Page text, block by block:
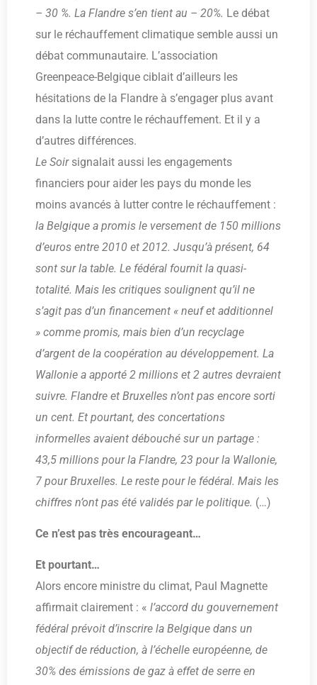
– 30 %. La Flandre s’en tient au – 20%. Le débat
sur le réchauffement climatique semble aussi un
débat communautaire. L’association
Greenpeace-Belgique ciblait d’ailleurs les
hésitations de la Flandre à s’engager plus avant
dans la lutte contre le réchauffement. Et il y a
d’autres différences.
Le Soirsignalait aussi les engagements
financiers pour aider les pays du monde les
moins avancés à lutter contre le réchauffement :
la Belgique a promis le versement de 150 millions
d’euros entre 2010 et 2012. Jusqu’à présent, 64
sont sur la table. Le fédéral fournit la quasi-
totalité. Mais les critiques soulignent qu’il ne
s’agit pas d’un financement « neuf et additionnel
» comme promis, mais bien d’un recyclage
d’argent de la coopération au développement. La
Wallonie a apporté 2 millions et 2 autres devraient
suivre. Flandre et Bruxelles n’ont pas encore sorti
un cent. Et pourtant, des concertations
informelles avaient débouché sur un partage :
43,5 millions pour la Flandre, 23 pour la Wallonie,
7 pour Bruxelles. Le reste pour le fédéral. Mais les
chiffres n’ont pas été validés par le politique. (…)
Ce n’est pas très encourageant…
Et pourtant…
Alors encore ministre du climat, Paul Magnette
affirmait clairement : « l’accord du gouvernement
fédéral prévoit d’inscrire la Belgique dans un
objectif de réduction, à l’échelle européenne, de
30% des émissions de gaz à effet de serre en